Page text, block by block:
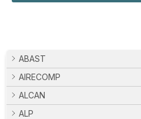
ABAST
AIRECOMP
ALCAN
ALP